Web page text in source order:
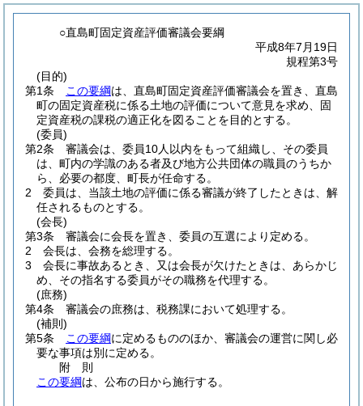
○直島町固定資産評価審議会要綱
平成8年7月19日
規程第3号
(目的)
第1条
この要綱は、直島町固定資産評価審議会を置き、直島
町の固定資産税に係る土地の評価について意見を求め、固
定資産税の課税の適正化を図ることを目的とする。
(委員)
第2条
審議会は、委員10人以内をもって組織し、その委員
は、町内の学識のある者及び地方公共団体の職員のうちか
ら、必要の都度、町長が任命する。
2
委員は、当該土地の評価に係る審議が終了したときは、解
任されるものとする。
(会長)
第3条
審議会に会長を置き、委員の互選により定める。
2
会長は、会務を総理する。
3
会長に事故あるとき、又は会長が欠けたときは、あらかじ
め、その指名する委員がその職務を代理する。
(庶務)
第4条
審議会の庶務は、税務課において処理する。
(補則)
第5条
この要綱に定めるもののほか、審議会の運営に関し必
要な事項は別に定める。
附 則
この要綱は、公布の日から施行する。